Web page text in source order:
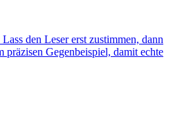
den Leser erst zustimmen, dann
präzisen Gegenbeispiel, damit echte